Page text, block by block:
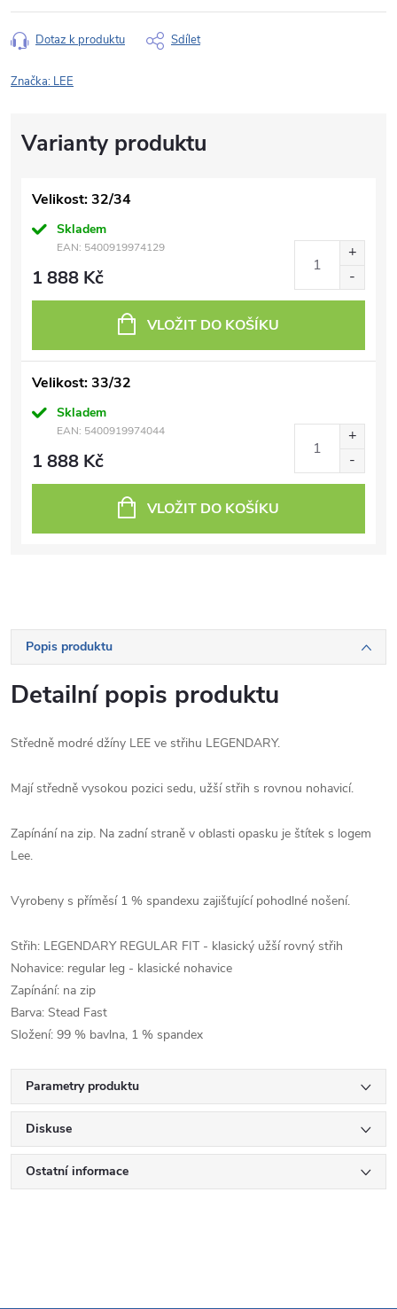
Dotaz k produktu Sdílet
Značka: LEE
Velikost: 32/34
Skladem
EAN: 5400919974129
1 888 Kč
VLOŽIT DO KOŠÍKU
Velikost: 33/32
Skladem
EAN: 5400919974044
1 888 Kč
VLOŽIT DO KOŠÍKU
Popis produktu
Detailní popis produktu
Středně modré džíny LEE ve střihu LEGENDARY.
Mají středně vysokou pozici sedu, užší střih s rovnou nohavicí.
Zapínání na zip. Na zadní straně v oblasti opasku je štítek s logem
Lee.
Vyrobeny s příměsí 1 % spandexu zajišťující pohodlné nošení.
Střih: LEGENDARY REGULAR FIT - klasický užší rovný střih
Nohavice: regular leg - klasické nohavice
Zapínání: na zip
Barva: Stead Fast
Složení: 99 % bavlna, 1 % spandex
Parametry produktu
Diskuse
Ostatní informace